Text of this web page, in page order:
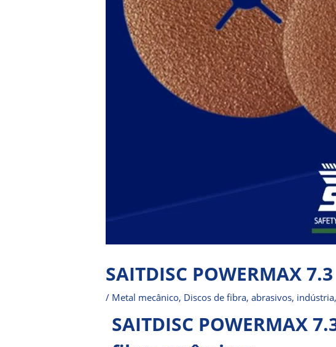
SAITDISC POWERMAX 7.3
/ Metal mecânico, Discos de fibra,abrasivos, indústria,
SAITDISC POWERMAX